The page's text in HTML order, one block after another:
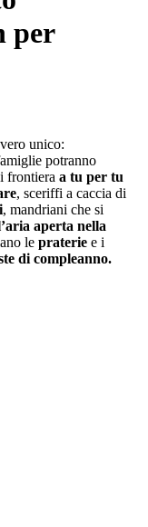
per
unico:
potranno
frontiera a tu per tu
, sceriffi a caccia di
, mandriani che si
aperta nella
le praterie e i
di compleanno.